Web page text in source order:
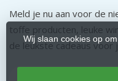
Wij slaan cookies op
Meld je nu aan voor de
toffe producten, leuke
de leukste cadeaus voor